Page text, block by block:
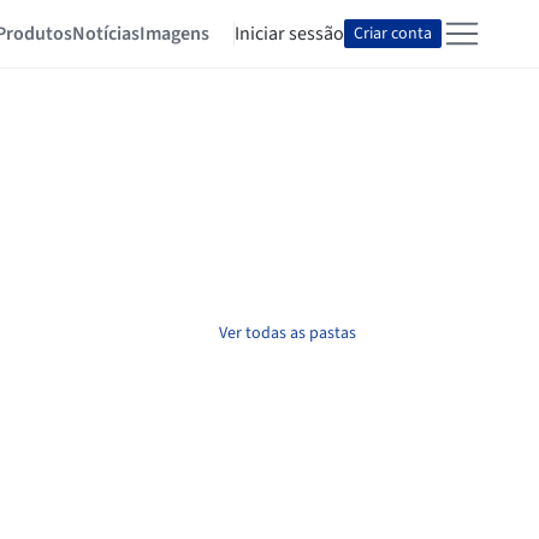
NotíciasImagens Iniciar sessão Criar conta
Ver todas as pastas